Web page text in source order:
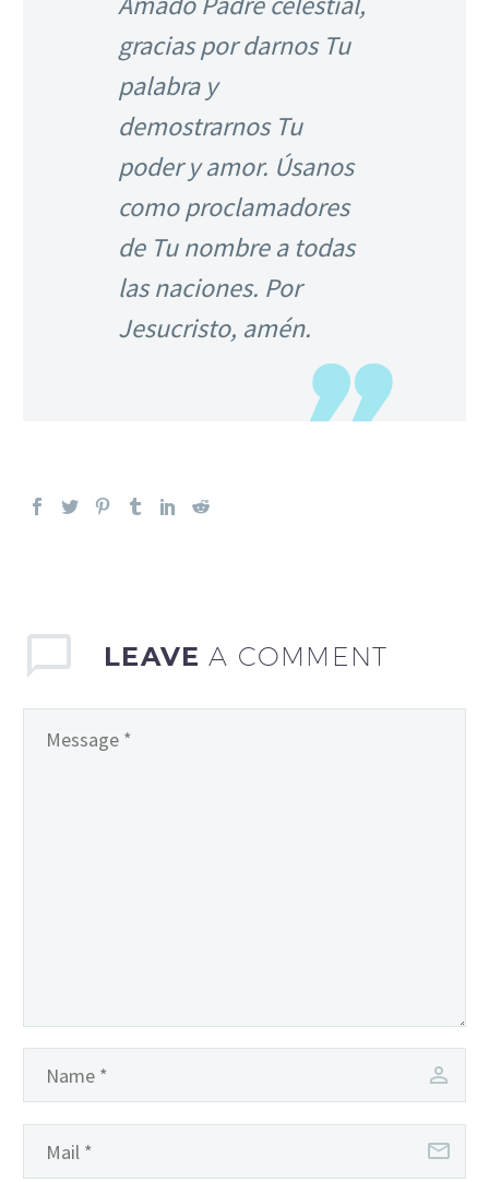
gracias por darnos Tu
palabra y
demostrarnos Tu
poder y amor. Úsanos
como proclamadores
de Tu nombre a todas
las naciones. Por
Jesucristo, amén.
LEAVEA COMMENT